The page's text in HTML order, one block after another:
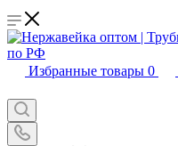
Избранные товары 0